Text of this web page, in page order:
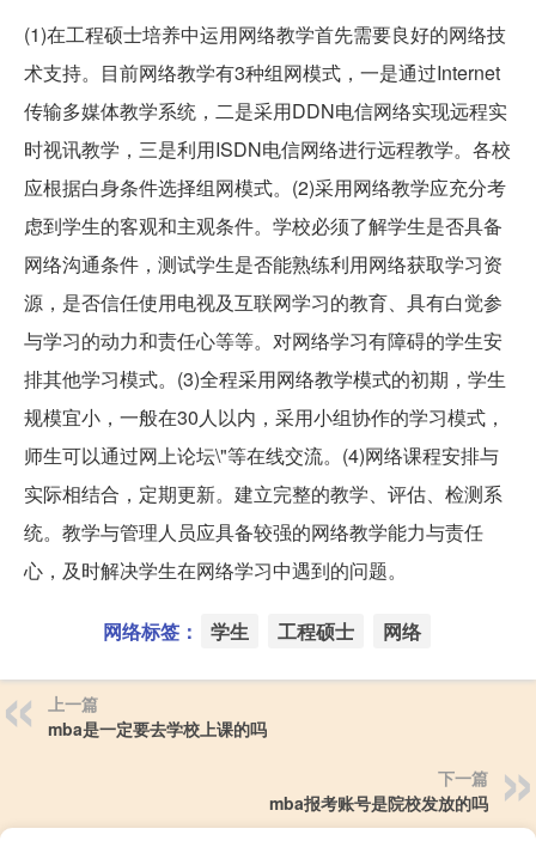
(1)在工程硕士培养中运用网络教学首先需要良好的网络技
术支持。目前网络教学有3种组网模式，一是通过Internet
传输多媒体教学系统，二是采用DDN电信网络实现远程实
时视讯教学，三是利用ISDN电信网络进行远程教学。各校
应根据白身条件选择组网模式。(2)采用网络教学应充分考
虑到学生的客观和主观条件。学校必须了解学生是否具备
网络沟通条件，测试学生是否能熟练利用网络获取学习资
源，是否信任使用电视及互联网学习的教育、具有白觉参
与学习的动力和责任心等等。对网络学习有障碍的学生安
排其他学习模式。(3)全程采用网络教学模式的初期，学生
规模宜小，一般在30人以内，采用小组协作的学习模式，
师生可以通过网上论坛\"等在线交流。(4)网络课程安排与
实际相结合，定期更新。建立完整的教学、评估、检测系
统。教学与管理人员应具备较强的网络教学能力与责任
心，及时解决学生在网络学习中遇到的问题。
网络标签： 学生 工程硕士 网络
上一篇
mba是一定要去学校上课的吗
下一篇
mba报考账号是院校发放的吗